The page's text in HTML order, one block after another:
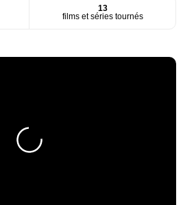
13
films et séries tournés